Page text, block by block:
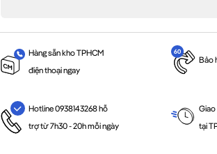
Hàng sẵn kho TPHCM
điện thoại ngay
Bảo
Hotline 0938143268 hỗ
trợ từ 7h30 - 20h mỗi ngày
Giao
tại